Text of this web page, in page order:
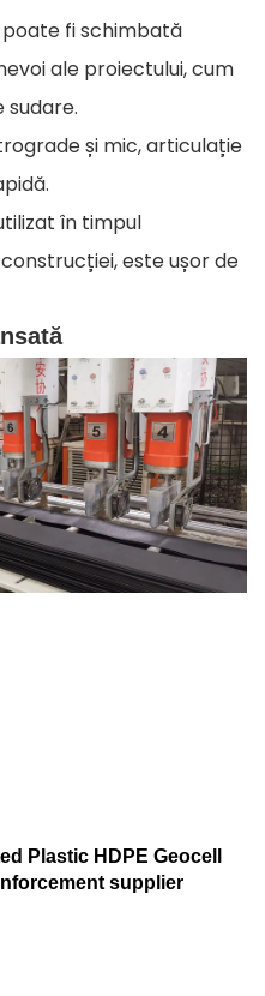
fi schimbată
ale proiectului, cum
sudare.
și mic, articulație
în timpul
este ușor de